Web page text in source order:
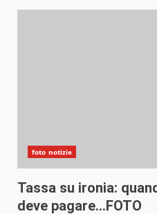
foto notizie
Tassa su ironia:
deve pagare…FOTO